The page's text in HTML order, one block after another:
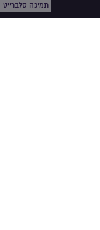
תמיכה סלברייט